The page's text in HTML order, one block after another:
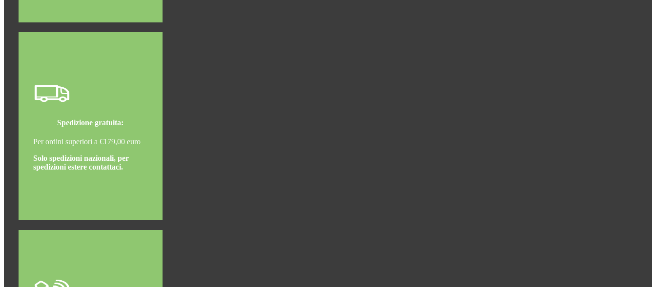
Spedizione gratuita:
Per ordini superiori a €179,00 euro
Solo spedizioni nazionali, per
spedizioni estere contattaci.